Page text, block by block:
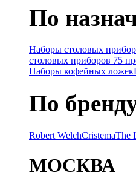
По
Наборы столовых
столовых приборов 75
Наборы кофейных ложек
По
Robert WelchCristemaThe
МОСКВА